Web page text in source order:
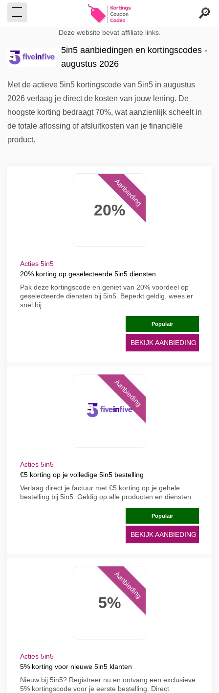
Deze website bevat affiliate links.
5in5 aanbiedingen en kortingscodes -
augustus 2026
Met de actieve 5in5 kortingscode van 5in5 in augustus
2026 verlaag je direct de kosten van jouw lening. De
hoogste korting bedraagt 70%, wat aanzienlijk scheelt in
de totale aflossing of afsluitkosten van je financiële
product.
20%
Aanbieding
Acties 5in5
20% korting op geselecteerde 5in5 diensten
Pak deze kortingscode en geniet van 20% voordeel op
geselecteerde diensten bij 5in5. Beperkt geldig, wees er
snel bij
Populair
BEKIJK AANBIEDING
Aanbieding
Acties 5in5
€5 korting op je volledige 5in5 bestelling
Verlaag direct je factuur met €5 korting op je gehele
bestelling bij 5in5. Geldig op alle producten en diensten
Populair
BEKIJK AANBIEDING
5%
Aanbieding
Acties 5in5
5% korting voor nieuwe 5in5 klanten
Nieuw bij 5in5? Registreer nu en ontvang een exclusieve
5% kortingscode voor je eerste bestelling. Direct